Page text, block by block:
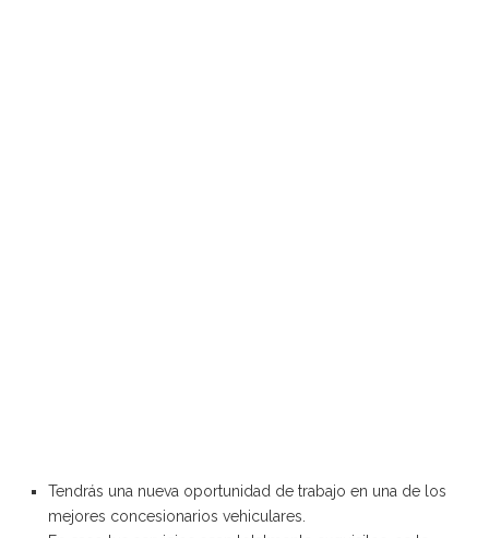
Tendrás una nueva oportunidad de trabajo en una de los
mejores concesionarios vehiculares.